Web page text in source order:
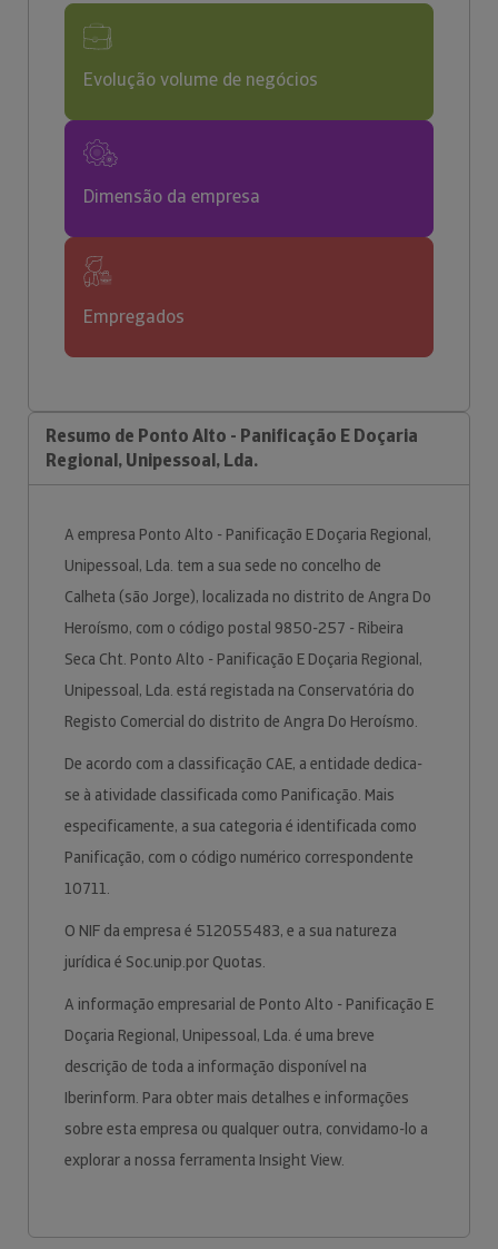
Evolução volume de negócios
Dimensão da empresa
Empregados
Resumo de Ponto Alto - Panificação E Doçaria
Regional, Unipessoal, Lda.
A empresa Ponto Alto - Panificação E Doçaria Regional,
Unipessoal, Lda. tem a sua sede no concelho de
Calheta (são Jorge), localizada no distrito de Angra Do
Heroísmo, com o código postal 9850-257 - Ribeira
Seca Cht. Ponto Alto - Panificação E Doçaria Regional,
Unipessoal, Lda. está registada na Conservatória do
Registo Comercial do distrito de Angra Do Heroísmo.
De acordo com a classificação CAE, a entidade dedica-
se à atividade classificada como Panificação. Mais
especificamente, a sua categoria é identificada como
Panificação, com o código numérico correspondente
10711.
O NIF da empresa é 512055483, e a sua natureza
jurídica é Soc.unip.por Quotas.
A informação empresarial de Ponto Alto - Panificação E
Doçaria Regional, Unipessoal, Lda. é uma breve
descrição de toda a informação disponível na
Iberinform. Para obter mais detalhes e informações
sobre esta empresa ou qualquer outra, convidamo-lo a
explorar a nossa ferramenta Insight View.